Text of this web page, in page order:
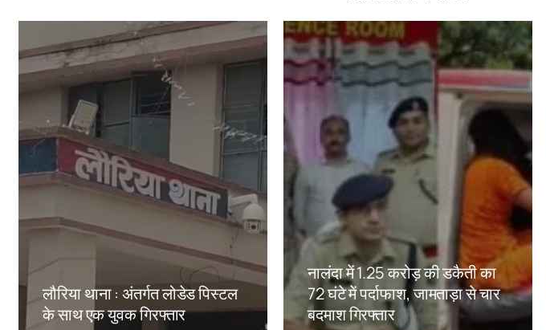
लौरिया थाना : अंतर्गत लोडेड पिस्टल
के साथ एक युवक गिरफ्तार
नालंदा में 1.25 करोड़ की डकैती का
72 घंटे में पर्दाफाश, जामताड़ा से चार
बदमाश गिरफ्तार